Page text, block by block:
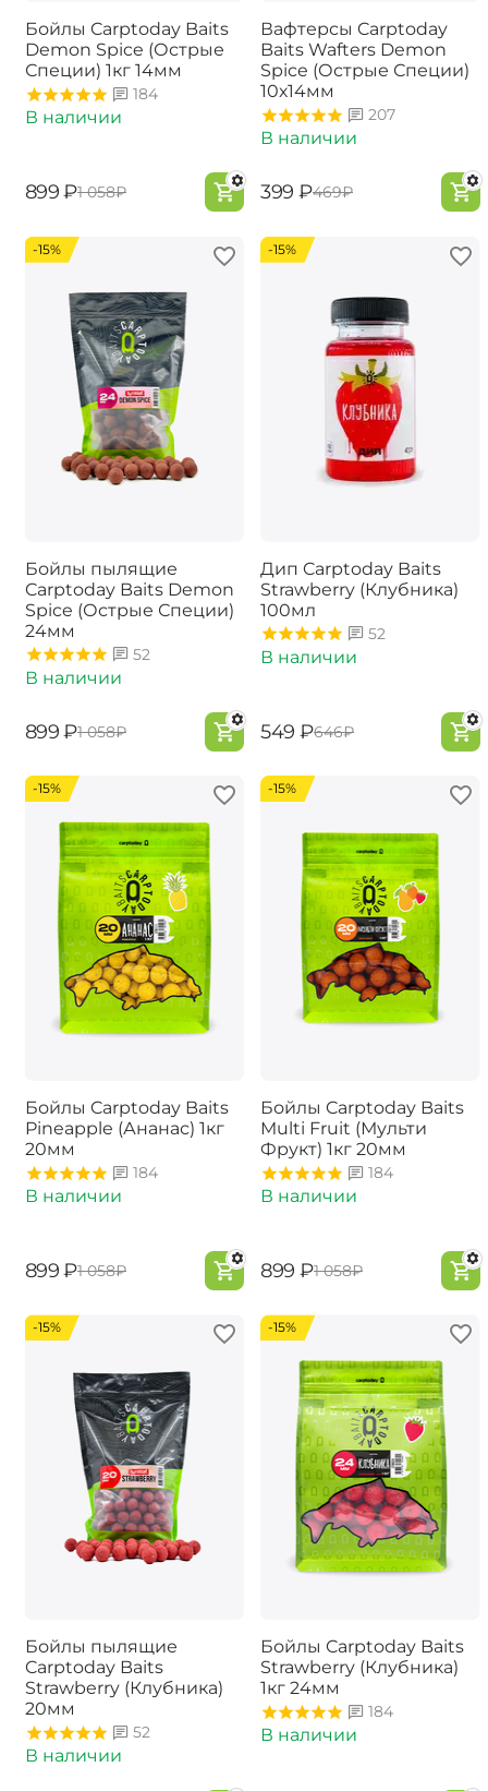
Бойлы Carptoday Baits
Demon Spice (Острые
Специи) 1кг 14мм
184
В наличии
‍899‍ ₽‍1 058‍₽
Вафтерсы Carptoday
Baits Wafters Demon
Spice (Острые Специи)
10х14мм
207
В наличии
‍399‍ ₽‍469‍₽
-15%
Бойлы пылящие
Carptoday Baits Demon
Spice (Острые Специи)
24мм
52
В наличии
‍899‍ ₽‍1 058‍₽
-15%
Дип Carptoday Baits
Strawberry (Клубника)
100мл
52
В наличии
‍549‍ ₽‍646‍₽
-15%
Бойлы Carptoday Baits
Pineapple (Ананас) 1кг
20мм
184
В наличии
‍899‍ ₽‍1 058‍₽
-15%
Бойлы Carptoday Baits
Multi Fruit (Мульти
Фрукт) 1кг 20мм
184
В наличии
‍899‍ ₽‍1 058‍₽
-15%
Бойлы пылящие
Carptoday Baits
Strawberry (Клубника)
20мм
52
В наличии
-15%
Бойлы Carptoday Baits
Strawberry (Клубника)
1кг 24мм
184
В наличии